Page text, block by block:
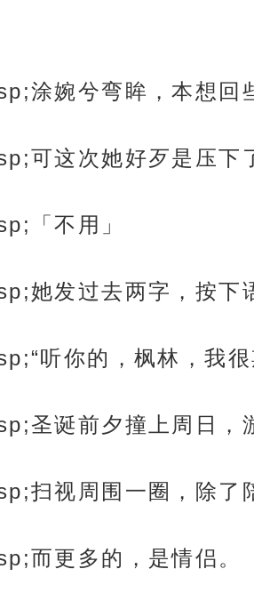
涂婉兮弯眸，本想回
可这次她好歹是压下
「不用」
她发过去两字，按下
听你的，枫林，我很
圣诞前夕撞上周日，
扫视周围一圈，除了
而更多的，是情侣。